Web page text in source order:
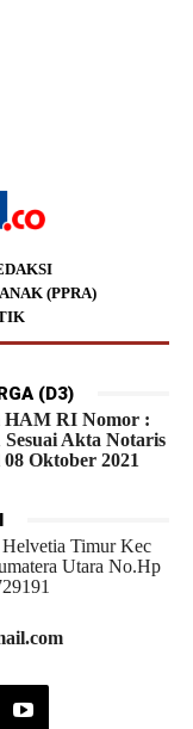
(PPRA)
(D3)
HAM RI Nomor :
Akta Notaris
Oktober 2021
Timur Kec
Utara No.Hp